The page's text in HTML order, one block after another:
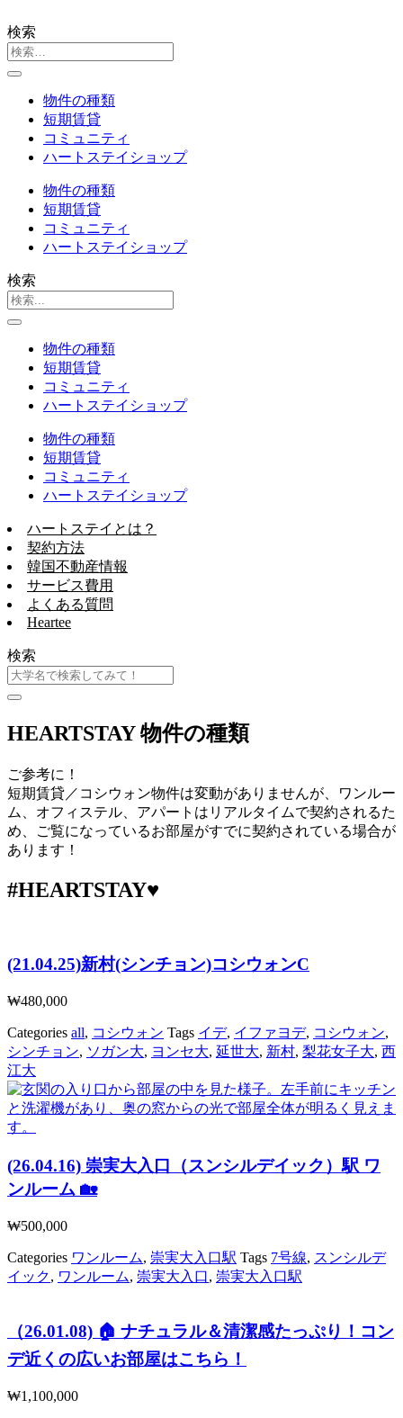
検索
物件の種類
短期賃貸
コミュニティ
ハートステイショップ
物件の種類
短期賃貸
コミュニティ
ハートステイショップ
検索
物件の種類
短期賃貸
コミュニティ
ハートステイショップ
物件の種類
短期賃貸
コミュニティ
ハートステイショップ
ハートステイとは？
契約方法
韓国不動産情報
サービス費用
よくある質問
Heartee
検索
HEARTSTAY 物件の種類
ご参考に！
短期賃貸／コシウォン物件は変動がありませんが、ワンルー
ム、オフィステル、アパートはリアルタイムで契約されるた
め、ご覧になっているお部屋がすでに契約されている場合が
あります！
#HEARTSTAY♥
(21.04.25)新村(シンチョン)コシウォンC
₩480,000
Categories all, コシウォン Tags イデ, イファヨデ, コシウォン,
シンチョン, ソガン大, ヨンセ大, 延世大, 新村, 梨花女子大, 西
江大
(26.04.16) 崇実大入口（スンシルデイック）駅 ワ
ンルーム 🏡
₩500,000
Categories ワンルーム, 崇実大入口駅 Tags 7号線, スンシルデ
イック, ワンルーム, 崇実大入口, 崇実大入口駅
（26.01.08) 🏠 ナチュラル＆清潔感たっぷり！コン
デ近くの広いお部屋はこちら！
₩1,100,000